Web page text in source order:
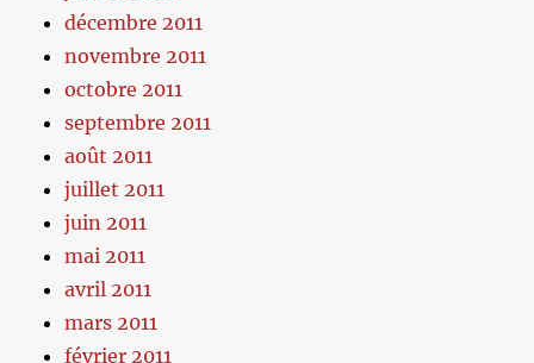
décembre 2011
novembre 2011
octobre 2011
septembre 2011
août 2011
juillet 2011
juin 2011
mai 2011
avril 2011
mars 2011
février 2011